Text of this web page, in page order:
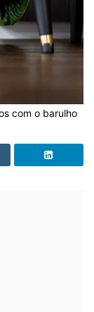
com o barulho